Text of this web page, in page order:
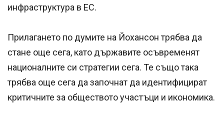
инфраструктура в ЕС.
Прилагането по думите на Йохансон трябва да
стане още сега, като държавите осъвременят
националните си стратегии сега. Те също така
трябва още сега да започнат да идентифицират
критичните за обществото участъци и икономика.